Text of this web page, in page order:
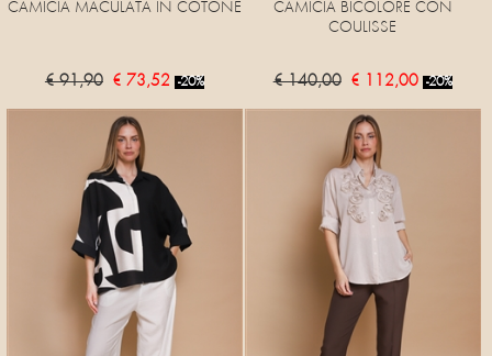
CAMICIA MACULATA IN COTONE
€ 91,90 € 73,52 -20%
CAMICIA BICOLORE CON
COULISSE
€ 140,00 € 112,00 -20%